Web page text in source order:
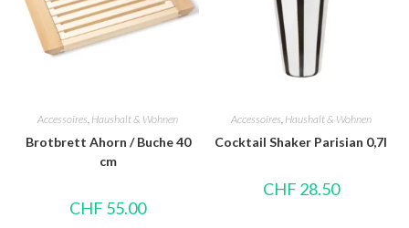
Accessoires, Haushalt & Wohnen
Brotbrett Ahorn / Buche 40
cm
CHF 55.00
Accessoires, Haushalt & Wohnen
Cocktail Shaker Parisian 0,7l
CHF 28.50